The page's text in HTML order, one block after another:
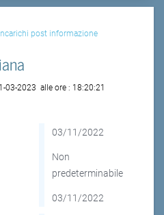
Incarichi post informazione
03-2023 alle ore : 18:20:21
03/11/2022
Non
predeterminabile
03/11/2022